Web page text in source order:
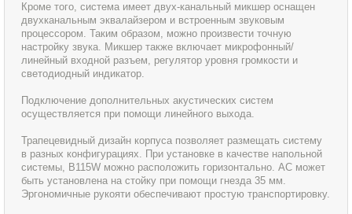
Кроме того, система имеет двух-канальный микшер оснащен
двухканальным эквалайзером и встроенным звуковым
процессором. Таким образом, можно произвести точную
настройку звука. Микшер также включает микрофонный/
линейный входной разъем, регулятор уровня громкости и
светодиодный индикатор.
Подключение дополнительных акустических систем
осуществляется при помощи линейного выхода.
Трапецевидный дизайн корпуса позволяет размещать систему
в разных конфигурациях. При установке в качестве напольной
системы, B115W можно расположить горизонтально. АС может
быть установлена на стойку при помощи гнезда 35 мм.
Эргономичные рукояти обеспечивают простую транспортировку.